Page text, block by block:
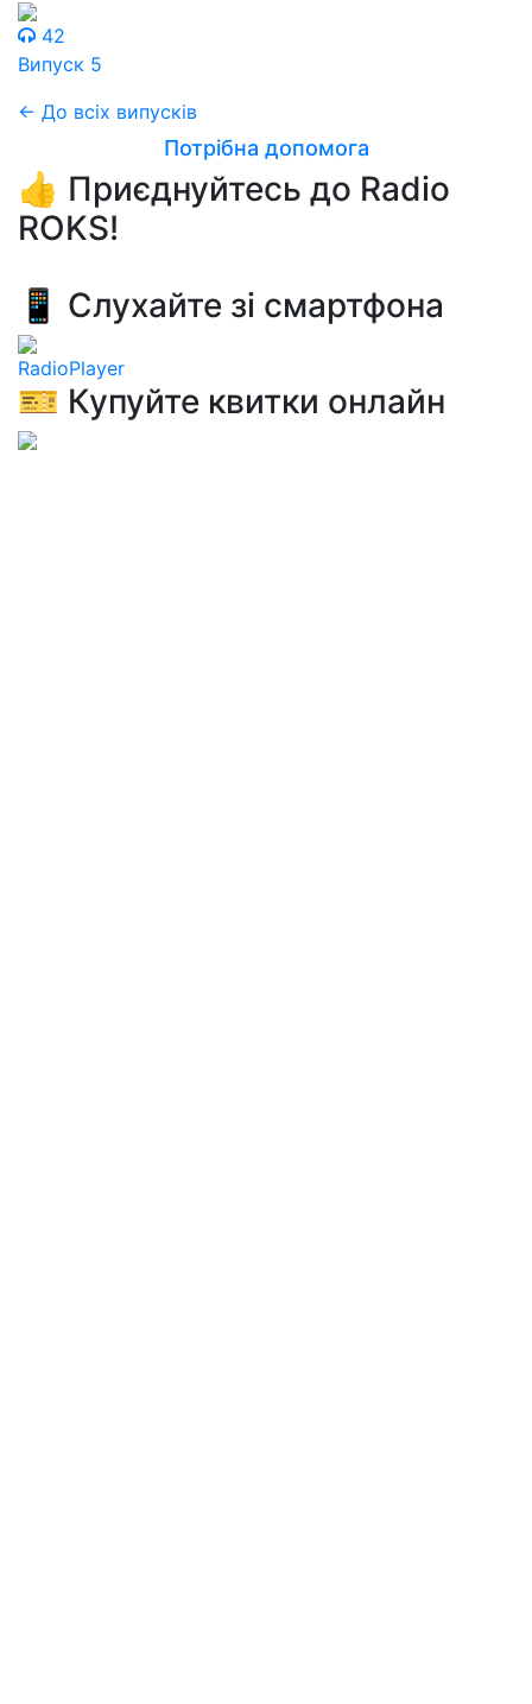
42
Випуск 5
← До всіх випусків
Потрібна допомога
👍 Приєднуйтесь до Radio
ROKS!
📱 Слухайте зі смартфона
RadioPlayer
🎫 Купуйте квитки онлайн